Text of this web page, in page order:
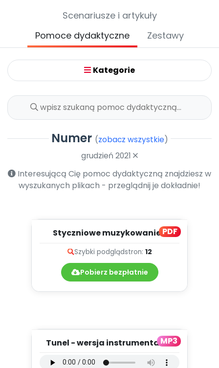
PromocjeScenariusze i artykuły
Pomoce dydaktyczne
Zestawy
Kategorie
Numer (zobacz wszystkie)
grudzień 2021
Interesującą Cię pomoc dydaktyczną znajdziesz w
wyszukanych plikach - przeglądnij je dokładnie!
PDF
Styczniowe muzykowanie -
Szybki podglądstron: 12
Pobierz bezpłatnie
MP3
Tunel - wersja instrumentalna